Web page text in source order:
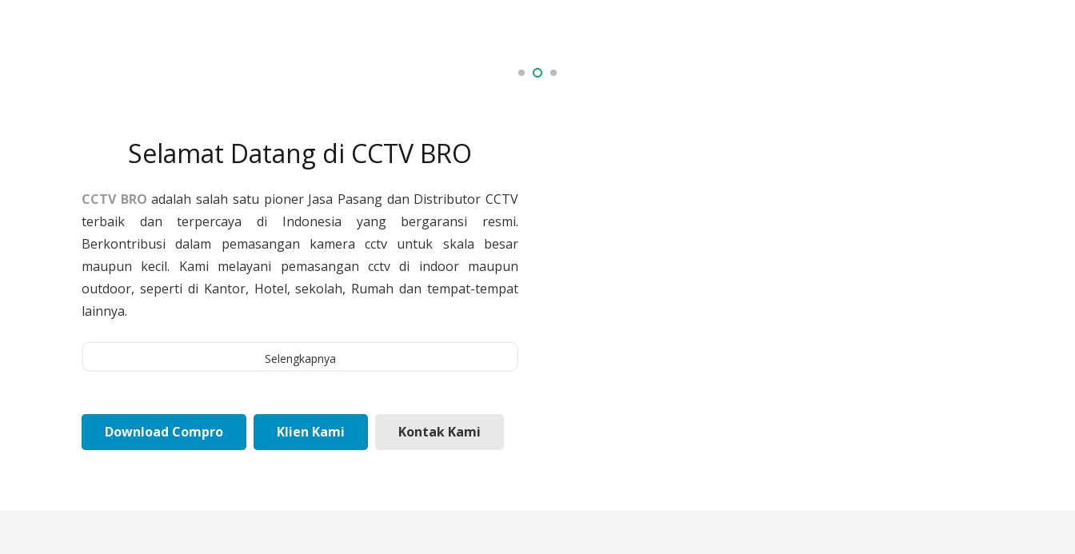
Selamat Datang di CCTV BRO
CCTV BRO adalah salah satu pioner Jasa Pasang dan Distributor CCTV
terbaik dan terpercaya di Indonesia yang bergaransi resmi.
Berkontribusi dalam pemasangan kamera cctv untuk skala besar
maupun kecil. Kami melayani pemasangan cctv di indoor maupun
outdoor, seperti di Kantor, Hotel, sekolah, Rumah dan tempat-tempat
lainnya.
Selengkapnya
Download Compro Klien Kami Kontak Kami